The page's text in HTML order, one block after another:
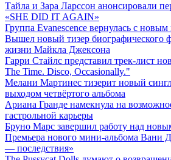
Тайла и Зара Ларссон анонсировали
«SHE DID IT AGAIN»
Группа Evanescence вернулась с
Вышел новый тизер биографического
жизни Майкла Джексона
Гарри Стайлс представил трек-лист
The Time. Disco, Occasionally."
Мелани Мартинес тизерит новый
выходом четвёртого альбома
Ариана Гранде намекнула на
гастрольной карьеры
Бруно Марс завершил работу над
Премьера нового мини-альбома Вани
— последствия»